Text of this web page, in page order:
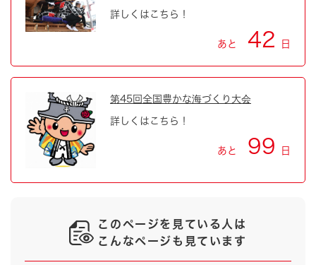
詳しくはこちら！
あと 42 日
第45回全国豊かな海づくり大会
詳しくはこちら！
あと 99 日
このページを見ている人は
こんなページも見ています